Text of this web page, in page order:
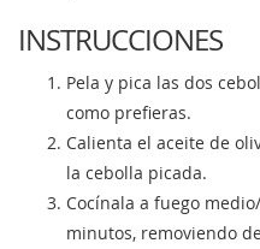
INSTRUCCIONES
Pela y pica las dos
como prefieras.
Calienta el aceite de
la cebolla picada.
Cocínala a fuego
minutos, removiendo